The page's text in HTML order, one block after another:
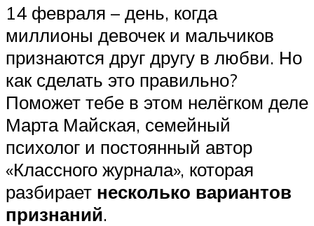
14 февраля – день, когда
миллионы девочек и мальчиков
признаются друг другу в любви. Но
как сделать это правильно?
Поможет тебе в этом нелёгком деле
Марта Майская, семейный
психолог и постоянный автор
«Классного журнала», которая
разбирает несколько вариантов
признаний.